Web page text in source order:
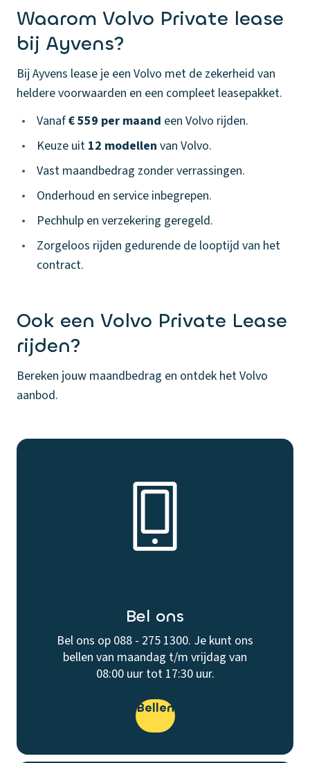
Waarom Volvo Private lease
bij Ayvens?
Bij Ayvens lease je een Volvo met de zekerheid van
heldere voorwaarden en een compleet leasepakket.
•
Vanaf€ 559 per maand een Volvo rijden.
•
Keuze uit 12 modellen van Volvo.
•
Vast maandbedrag zonder verrassingen.
•
Onderhoud en service inbegrepen.
•
Pechhulp en verzekering geregeld.
•
Zorgeloos rijden gedurende de looptijd van het
contract.
Ook een Volvo Private Lease
rijden?
Bereken jouw maandbedrag en ontdek het Volvo
aanbod.
Bel ons
Bel ons op 088 - 275 1300. Je kunt ons
bellen van maandag t/m vrijdag van
08:00 uur tot 17:30 uur.
Bellen